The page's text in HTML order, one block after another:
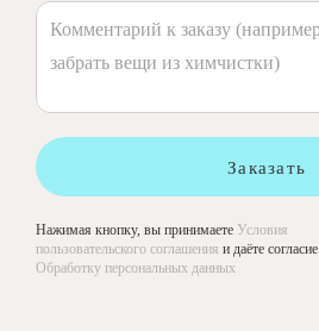
Заказать
Нажимая кнопку, вы принимаете Условия
пользовательского соглашения и даёте согласие
Обработку персональных данных